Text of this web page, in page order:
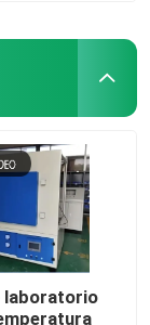
laboratorio